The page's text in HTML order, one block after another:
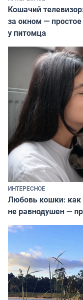
Кошачий
за окном —
у питомца
ИНТЕРЕСНОЕ
Любовь кошки: как
не равнодушен —